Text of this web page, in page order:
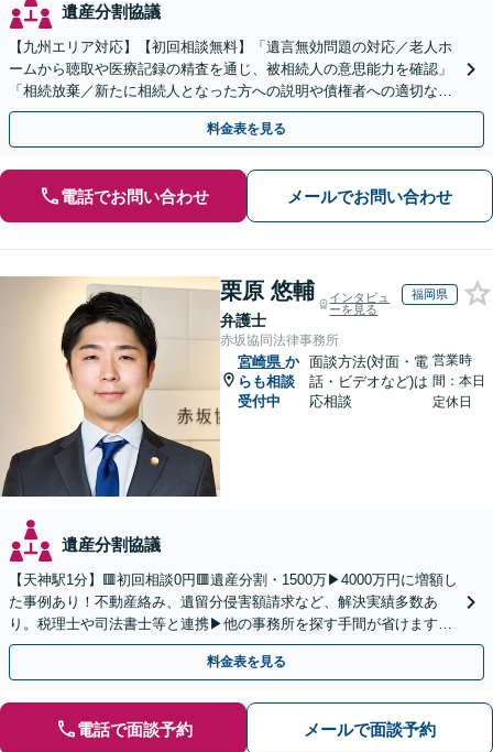
遺産分割協議
【九州エリア対応】【初回相談無料】「遺言無効問題の対応／老人ホ
ームから聴取や医療記録の精査を通じ、被相続人の意思能力を確認」
「相続放棄／新たに相続人となった方への説明や債権者への適切な対
応まで、きめ細やかにサポート」【休日・夜間相談可】
料金表を見る
電話でお問い合わせ メールでお問い合わせ
栗原 悠輔
弁護士
インタビュ
ーを見る
福岡県
赤坂協同法律事務所
宮崎県 か
らも相談
受付中
面談方法(対面・電
話・ビデオなど)は
応相談
営業時
間：本日
定休日
遺産分割協議
【天神駅1分】🟥初回相談0円🟥遺産分割・1500万▶4000万円に増額し
た事例あり！不動産絡み、遺留分侵害額請求など、解決実績多数あ
り。税理士や司法書士等と連携▶他の事務所を探す手間が省けます！
不動産会社と連携し無料査定&財産調査も◎
料金表を見る
電話で面談予約 メールで面談予約